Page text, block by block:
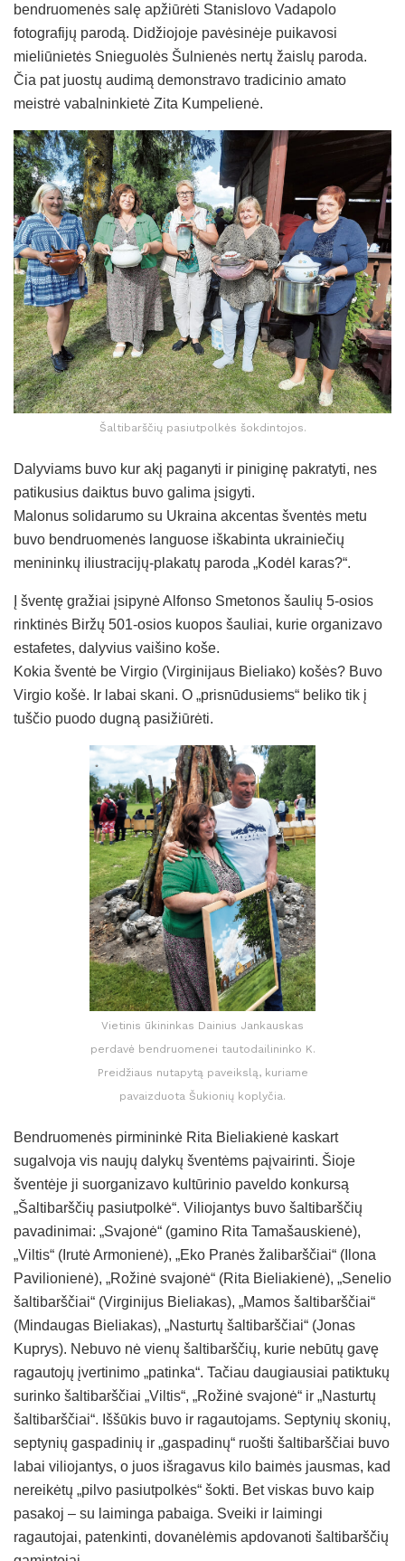
bendruomenės salę apžiūrėti Stanislovo Vadapolo
fotografijų parodą. Didžiojoje pavėsinėje puikavosi
mieliūnietės Snieguolės Šulnienės nertų žaislų paroda.
Čia pat juostų audimą demonstravo tradicinio amato
meistrė vabalninkietė Zita Kumpelienė.
Šaltibarščių pasiutpolkės šokdintojos.
Dalyviams buvo kur akį paganyti ir piniginę pakratyti, nes
patikusius daiktus buvo galima įsigyti.
Malonus solidarumo su Ukraina akcentas šventės metu
buvo bendruomenės languose iškabinta ukrainiečių
menininkų iliustracijų-plakatų paroda „Kodėl karas?“.
Į šventę gražiai įsipynė Alfonso Smetonos šaulių 5-osios
rinktinės Biržų 501-osios kuopos šauliai, kurie organizavo
estafetes, dalyvius vaišino koše.
Kokia šventė be Virgio (Virginijaus Bieliako) košės? Buvo
Virgio košė. Ir labai skani. O „prisnūdusiems“ beliko tik į
tuščio puodo dugną pasižiūrėti.
Vietinis ūkininkas Dainius Jankauskas
perdavė bendruomenei tautodailininko K.
Preidžiaus nutapytą paveikslą, kuriame
pavaizduota Šukionių koplyčia.
Bendruomenės pirmininkė Rita Bieliakienė kaskart
sugalvoja vis naujų dalykų šventėms paįvairinti. Šioje
šventėje ji suorganizavo kultūrinio paveldo konkursą
„Šaltibarščių pasiutpolkė“. Viliojantys buvo šaltibarščių
pavadinimai: „Svajonė“ (gamino Rita Tamašauskienė),
„Viltis“ (Irutė Armonienė), „Eko Pranės žalibarščiai“ (Ilona
Pavilionienė), „Rožinė svajonė“ (Rita Bieliakienė), „Senelio
šaltibarščiai“ (Virginijus Bieliakas), „Mamos šaltibarščiai“
(Mindaugas Bieliakas), „Nasturtų šaltibarščiai“ (Jonas
Kuprys). Nebuvo nė vienų šaltibarščių, kurie nebūtų gavę
ragautojų įvertinimo „patinka“. Tačiau daugiausiai patiktukų
surinko šaltibarščiai „Viltis“, „Rožinė svajonė“ ir „Nasturtų
šaltibarščiai“. Iššūkis buvo ir ragautojams. Septynių skonių,
septynių gaspadinių ir „gaspadinų“ ruošti šaltibarščiai buvo
labai viliojantys, o juos išragavus kilo baimės jausmas, kad
nereikėtų „pilvo pasiutpolkės“ šokti. Bet viskas buvo kaip
pasakoj – su laiminga pabaiga. Sveiki ir laimingi
ragautojai, patenkinti, dovanėlėmis apdovanoti šaltibarščių